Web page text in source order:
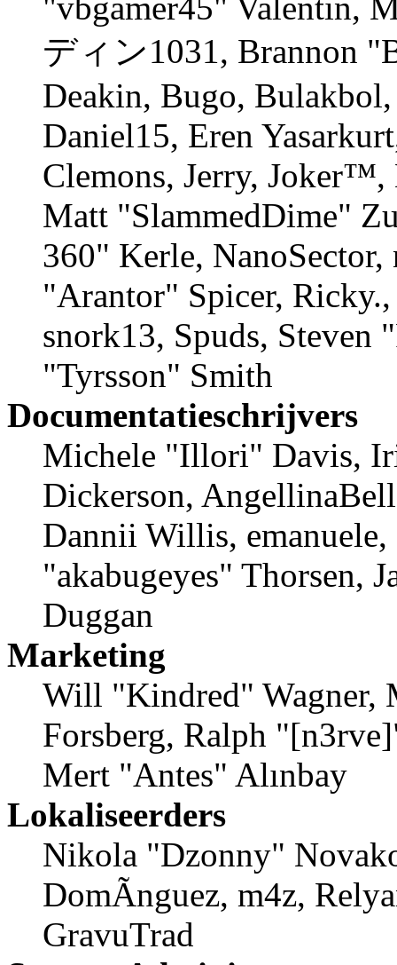
ディン1031, Brannon
Deakin, Bugo,
Daniel15, Eren
Clemons, Jerry,
Matt "SlammedDime"
360" Kerle,
"Arantor" Spicer,
snork13, Spuds, Steven
"Tyrsson" Smith
Documentatieschrijvers
Michele "Illori" Davis,
Dickerson,
Dannii Willis, emanuele,
"akabugeyes" Thorsen,
Duggan
Marketing
Will "Kindred" Wagner,
Forsberg, Ralph
Mert "Antes" Alınbay
Lokaliseerders
Nikola "Dzonny"
DomÃ­nguez, m4z,
GravuTrad